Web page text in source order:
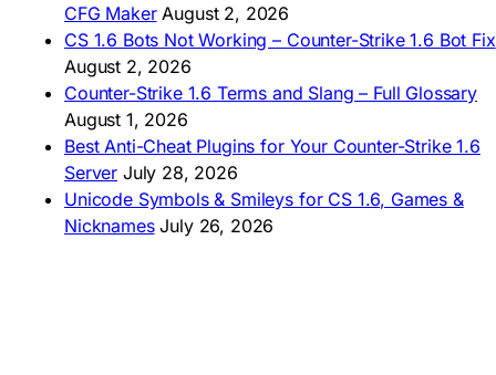
🇦🇷 Descargar CS 1.6
🇦🇷 CS 1.6 Edición Arg
🇧🇷 Baixar CS 1.6
🇵🇪 Descargar CS 1.6
CFG Maker August 2, 2026
CS 1.6 Bots Not Working – Counter-Strike 1.6 Bot Fix
August 2, 2026
Counter-Strike 1.6 Terms and Slang – Full Glossary
August 1, 2026
Best Anti-Cheat Plugins for Your Counter-Strike 1.6
Server July 28, 2026
Unicode Symbols & Smileys for CS 1.6, Games &
Nicknames July 26, 2026